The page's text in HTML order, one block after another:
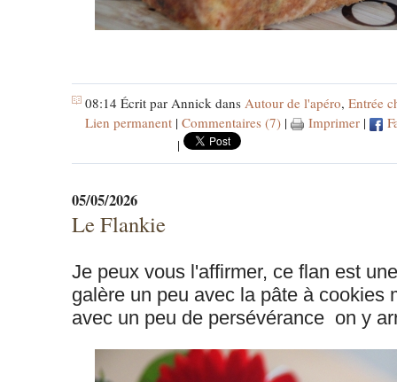
08:14 Écrit par Annick dans Autour de l'apéro, Entrée
Lien permanent | Commentaires (7) | Imprimer |
|
05/05/2026
Le Flankie
Je peux vous l'affirmer, ce flan est
galère un peu avec la pâte à cookies
avec un peu de persévérance on y